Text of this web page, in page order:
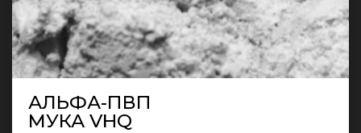
АЛЬФА-ПВП
МУКА VHQ